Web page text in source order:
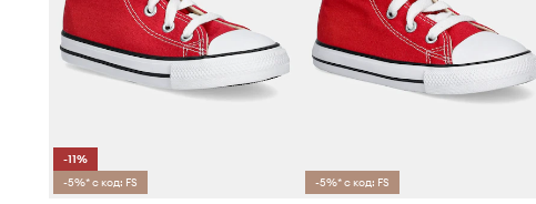
-11%
-5%* с код: FS
-5%* с код: FS